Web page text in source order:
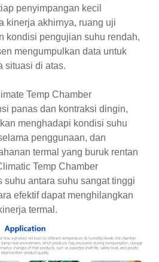
penyimpangan kecil
kinerja akhirnya, ruang uji
kondisi pengujian suhu rendah,
mengumpulkan data untuk
situasi di atas.
Temp Chamber
panas dan kontraksi dingin,
menghadapi kondisi suhu
penggunaan, dan
termal yang buruk rentan
Temp Chamber
suhu antara suhu sangat tinggi
efektif dapat menghilangkan
termal.